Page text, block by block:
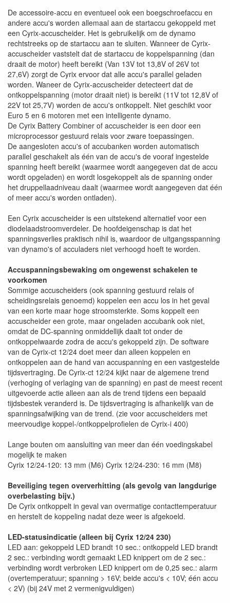
De accessoire-accu en eventueel ook een boegschroefaccu en
andere accu's worden allemaal aan de startaccu gekoppeld met
een Cyrix-accuscheider. Het is gebruikelijk om de dynamo
rechtstreeks op de startaccu aan te sluiten. Wanneer de Cyrix-
accuscheider vaststelt dat de startaccu de koppelspanning (dan
draait de motor) heeft bereikt (Van 13V tot 13,8V of 26V tot
27,6V) zorgt de Cyrix ervoor dat alle accu's parallel geladen
worden. Waneer de Cyrix-accuscheider detecteert dat de
ontkoppelspanning (motor draait niet) is bereikt (11V tot 12,8V of
22V tot 25,7V) worden de accu's ontkoppelt. Niet geschikt voor
Euro 5 en 6 motoren met een intelligente dynamo.
De Cyrix Battery Combiner of accuscheider is een door een
microprocessor gestuurd relais voor zware toepassingen.
De aangesloten accu's of accubanken worden automatisch
parallel geschakelt als één van de accu's de vooraf ingestelde
spanning heeft bereikt (waarmee wordt aangegeven dat de accu
wordt opgeladen) en wordt losgekoppelt als de spanning onder
het druppellaadniveau daalt (waarmee wordt aangegeven dat één
of meer accu's worden ontladen).
Een Cyrix accuscheider is een uitstekend alternatief voor een
diodelaadstroomverdeler. De hoofdeigenschap is dat het
spanningsverlies praktisch nihil is, waardoor de uitgangsspanning
van dynamo's of acculaders niet verhoogd hoeft te worden.
Accuspanningsbewaking om ongewenst schakelen te
voorkomen
Sommige accuscheiders (ook spanning gestuurd relais of
scheidingsrelais genoemd) koppelen een accu los in het geval
van een korte maar hoge stroomsterkte. Soms koppelt een
accuscheider een grote, maar ongeladen accubank ook niet,
omdat de DC-spanning onmiddellijk daalt tot onder de
ontkoppelwaarde zodra de accu's gekoppeld zijn. De software
van de Cyrix-ct 12/24 doet meer dan alleen koppelen en
ontkoppelen aan de hand van accuspanning en een vastgestelde
tijdsvertraging. De Cyrix-ct 12/24 kijkt naar de algemene trend
(verhoging of verlaging van de spanning) en past de meest recent
uitgevoerde actie alleen aan als de trend tijdens een bepaald
tijdsbestek veranderd is. De tijdsvertraging is afhankelijk van de
spanningsafwijking van de trend. (zie voor accuscheiders met
meervoudige koppel-/ontkoppelprofielen de Cyrix-i 400)
Lange bouten om aansluiting van meer dan één voedingskabel
mogelijk te maken
Cyrix 12/24-120: 13 mm (M6) Cyrix 12/24-230: 16 mm (M8)
Beveiliging tegen oververhitting (als gevolg van langdurige
overbelasting bijv.)
De Cyrix ontkoppelt in geval van overmatige contacttemperatuur
en herstelt de koppeling nadat deze weer is afgekoeld.
LED-statusindicatie (alleen bij Cyrix 12/24 230)
LED aan: gekoppeld LED brandt 10 sec.: ontkoppeld LED brandt
2 sec.: verbinding wordt gemaakt LED knippert om de 2 sec.:
verbinding wordt verbroken LED knippert om de 0,25 sec.: alarm
(overtemperatuur; spanning > 16V; beide accu's < 10V; één accu
< 2V) (bij 24V met 2 vermenigvuldigen)